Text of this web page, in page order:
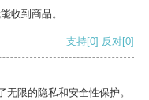
收到商品。
支持[0] 反对[0]
限的隐私和安全性保护。